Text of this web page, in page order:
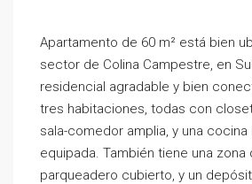
Apartamento de 60 m² está bien
sector de Colina Campestre, en
residencial agradable y bien
tres habitaciones, todas con
sala-comedor amplia, y una cocina
equipada. También tiene una zona
parqueadero cubierto, y un